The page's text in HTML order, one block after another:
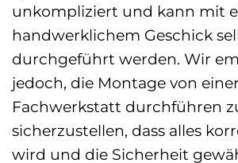
unkompliziert und kann mit
handwerklichem Geschick
durchgeführt werden. Wir
jedoch, die Montage von einer
Fachwerkstatt durchführen
sicherzustellen, dass alles
wird und die Sicherheit